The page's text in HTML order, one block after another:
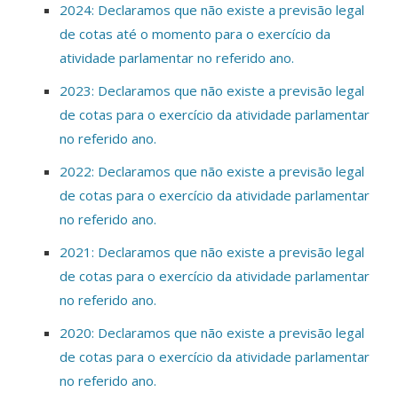
2024: Declaramos que não existe a previsão legal
de cotas até o momento para o exercício da
atividade parlamentar no referido ano.
2023: Declaramos que não existe a previsão legal
de cotas para o exercício da atividade parlamentar
no referido ano.
2022: Declaramos que não existe a previsão legal
de cotas para o exercício da atividade parlamentar
no referido ano.
2021: Declaramos que não existe a previsão legal
de cotas para o exercício da atividade parlamentar
no referido ano.
2020: Declaramos que não existe a previsão legal
de cotas para o exercício da atividade parlamentar
no referido ano.